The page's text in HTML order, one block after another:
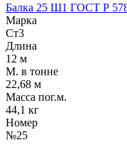
Балка 25 Ш1 ГОСТ Р
Марка
Ст3
Длина
12 м
М. в тонне
22,68 м
Масса пог.м.
44,1 кг
Номер
№25